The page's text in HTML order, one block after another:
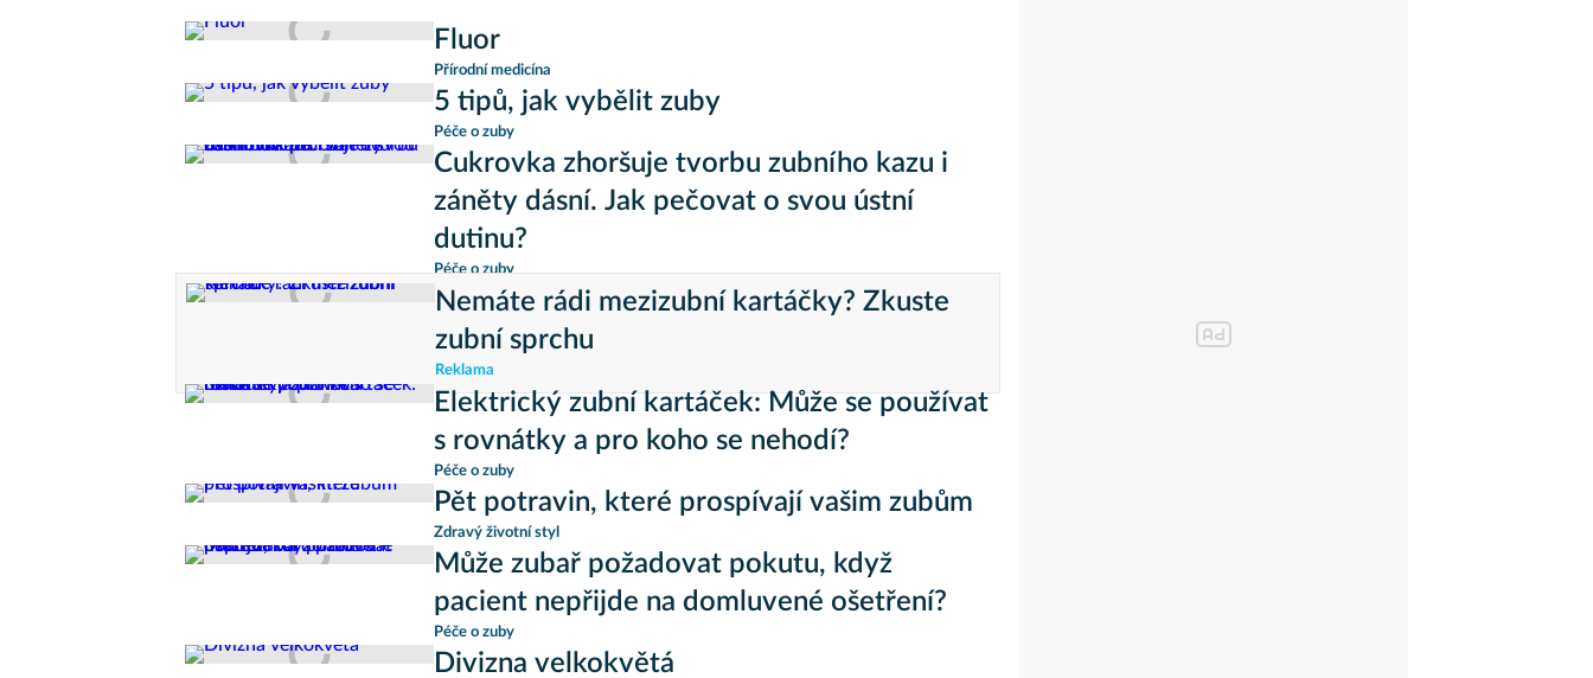
Fluor
Přírodní medicína
5 tipů, jak vybělit zuby
Péče o zuby
Cukrovka zhoršuje tvorbu zubního kazu i
záněty dásní. Jak pečovat o svou ústní
dutinu?
Péče o zuby
Nemáte rádi mezizubní kartáčky? Zkuste
zubní sprchu
Reklama
Elektrický zubní kartáček: Může se používat
s rovnátky a pro koho se nehodí?
Péče o zuby
Pět potravin, které prospívají vašim zubům
Zdravý životní styl
Může zubař požadovat pokutu, když
pacient nepřijde na domluvené ošetření?
Péče o zuby
Divizna velkokvětá